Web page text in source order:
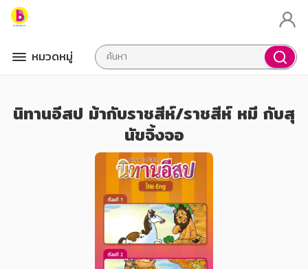
หมวดหมู่
นิทานอีสป ม้ากับราชสีห์/ราชสีห์ หมี กับสุ
นัขจิ้งจอ